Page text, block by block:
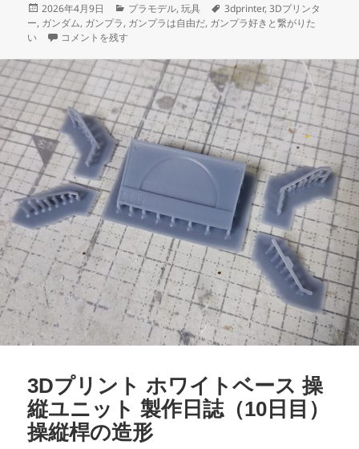
投
稿
日:
2026年4月9日
カ
テ
ー
プラモデル,玩具
タ
グ
3dprinter,3Dプリンタ
ー, ガンダム, ガンプラ, ガンプラは自由だ, ガンプラ好きと繋がりた
い
3Dプリント ホワイトベース 操縦ユニット 製作日誌（11日目）操縦
コメントを残す
3Dプリント ホワイトベース 操
縦ユニット 製作日誌（10日目）
操縦桿の造形